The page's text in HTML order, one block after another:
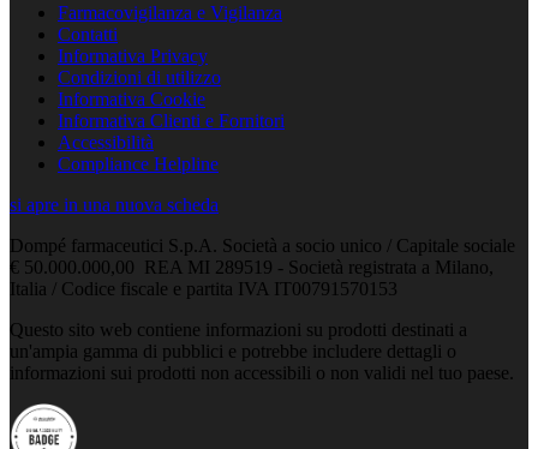
Farmacovigilanza e Vigilanza
Contatti
Informativa Privacy
Condizioni di utilizzo
Informativa Cookie
Informativa Clienti e Fornitori
Accessibilità
Compliance Helpline
si apre in una nuova scheda
Dompé farmaceutici S.p.A. Società a socio unico / Capitale sociale
€ 50.000.000,00 REA MI 289519 - Società registrata a Milano,
Italia / Codice fiscale e partita IVA IT00791570153
Questo sito web contiene informazioni su prodotti destinati a
un'ampia gamma di pubblici e potrebbe includere dettagli o
informazioni sui prodotti non accessibili o non validi nel tuo paese.